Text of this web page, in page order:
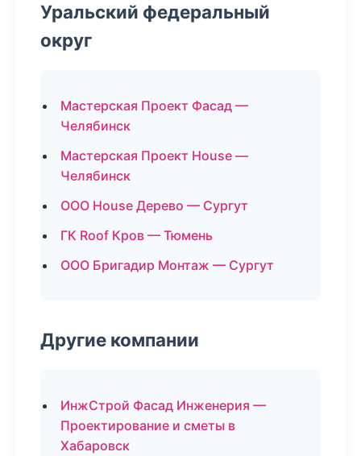
Уральский федеральный
округ
Мастерская Проект Фасад —
Челябинск
Мастерская Проект House —
Челябинск
ООО House Дерево — Сургут
ГК Roof Кров — Тюмень
ООО Бригадир Монтаж — Сургут
Другие компании
ИнжСтрой Фасад Инженерия —
Проектирование и сметы в
Хабаровск